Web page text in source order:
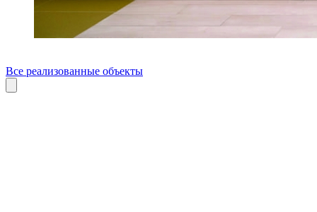
Все реализованные объекты